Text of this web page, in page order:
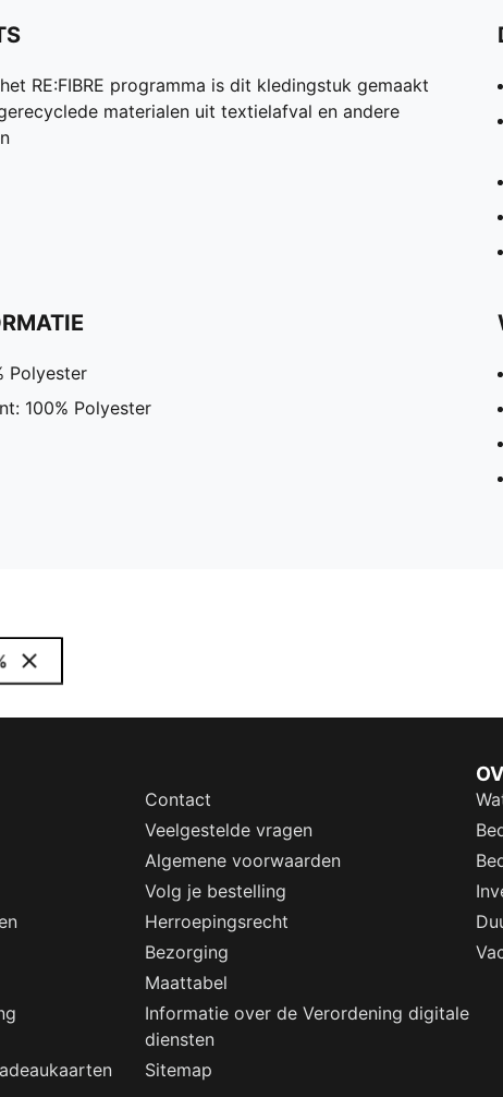
RE:FIBRE programma is dit kledingstuk gemaakt
materialen uit textielafval en andere
Polyester
100% Polyester
Contact
Veelgestelde vragen
Algemene voorwaarden
Volg je bestelling
Herroepingsrecht
Bezorging
Maattabel
Informatie over de Verordening digitale
diensten
Sitemap